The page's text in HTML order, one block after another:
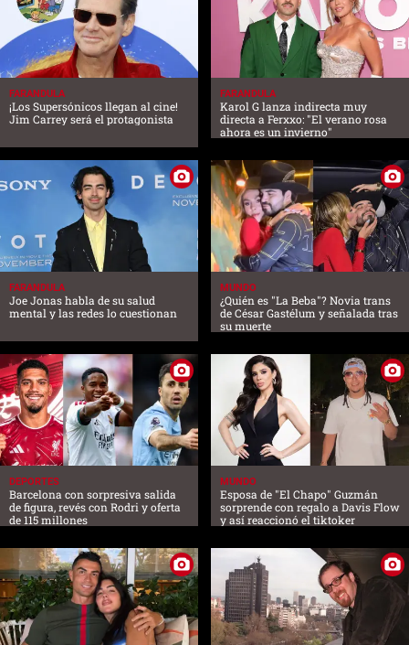
FARANDULA
¡Los Supersónicos llegan al cine!
Jim Carrey será el protagonista
FARANDULA
Karol G lanza indirecta muy
directa a Ferxxo: "El verano rosa
ahora es un invierno"
FARANDULA
Joe Jonas habla de su salud
mental y las redes lo cuestionan
MUNDO
¿Quién es "La Beba"? Novia trans
de César Gastélum y señalada tras
su muerte
DEPORTES
Barcelona con sorpresiva salida
de figura, revés con Rodri y oferta
de 115 millones
MUNDO
Esposa de "El Chapo" Guzmán
sorprende con regalo a Davis Flow
y así reaccionó el tiktoker